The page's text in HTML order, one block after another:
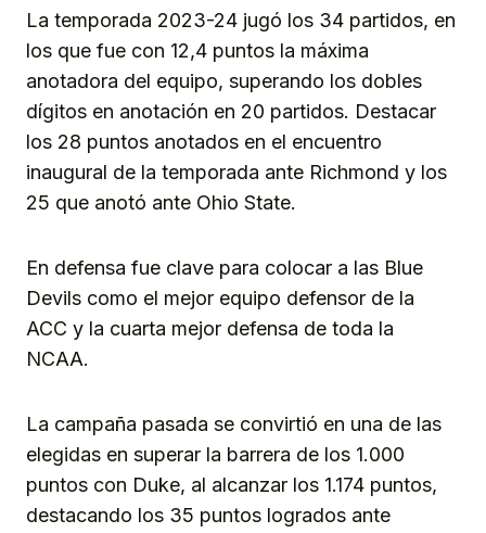
La temporada 2023-24 jugó los 34 partidos, en
los que fue con 12,4 puntos la máxima
anotadora del equipo, superando los dobles
dígitos en anotación en 20 partidos. Destacar
los 28 puntos anotados en el encuentro
inaugural de la temporada ante Richmond y los
25 que anotó ante Ohio State.
En defensa fue clave para colocar a las Blue
Devils como el mejor equipo defensor de la
ACC y la cuarta mejor defensa de toda la
NCAA.
La campaña pasada se convirtió en una de las
elegidas en superar la barrera de los 1.000
puntos con Duke, al alcanzar los 1.174 puntos,
destacando los 35 puntos logrados ante